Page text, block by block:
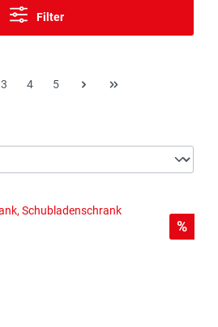
Filter
Seite
3 Seite
4 Seite
5
Rabatt
%